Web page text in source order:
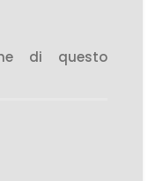
di questo